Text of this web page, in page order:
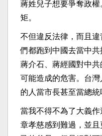
蔣姓兒子想要爭奪政
矩。
不但違反法律，而且
們都跑到中國去當中
蔣介石、蔣經國對中
可能造成的危害。台
的人當市長甚至當總統
當我不得不為了大義
章孝慈感到難過，並